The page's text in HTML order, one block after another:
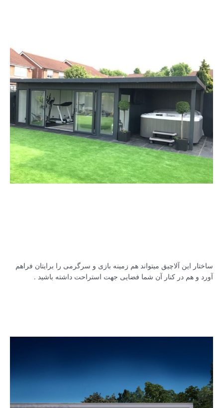
ساختار این آلاچیق میتواند هم زمینه بازی و سرگرمی را برایتان فراهم
آورد و هم در کنار آن شما فضایی جهت استراحت داشته باشید .